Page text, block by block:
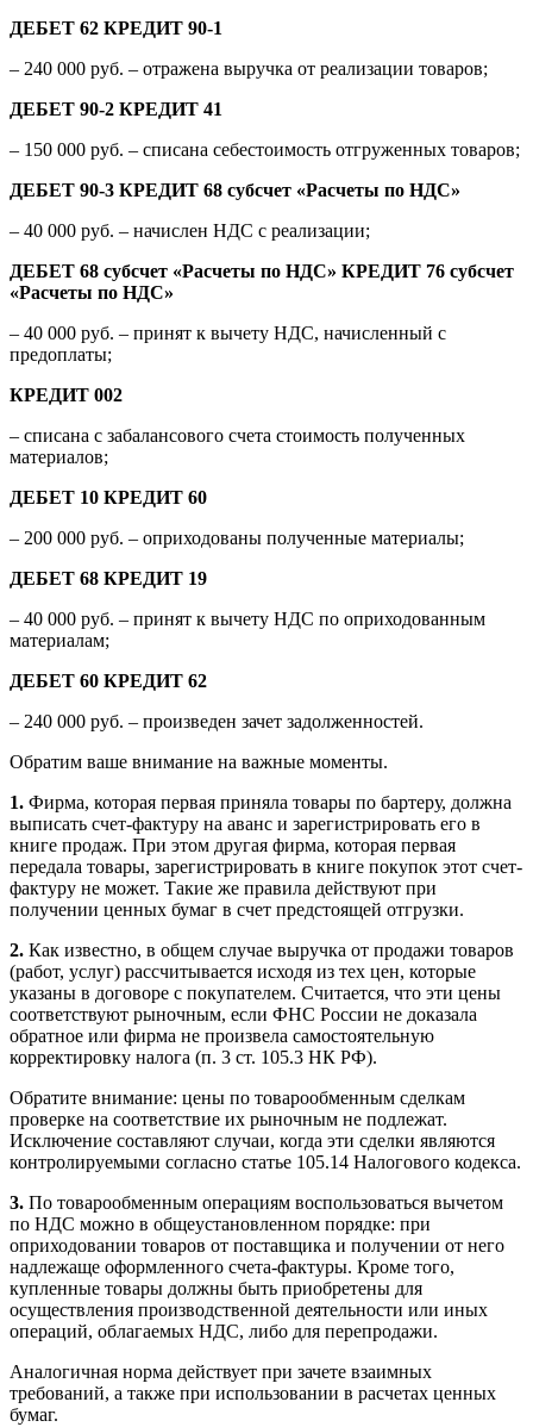
ДЕБЕТ 62 КРЕДИТ 90-1
– 240 000 руб. – отражена выручка от реализации товаров;
ДЕБЕТ 90-2 КРЕДИТ 41
– 150 000 руб. – списана себестоимость отгруженных товаров;
ДЕБЕТ 90-3 КРЕДИТ 68 субсчет «Расчеты по НДС»
– 40 000 руб. – начислен НДС с реализации;
ДЕБЕТ 68 субсчет «Расчеты по НДС» КРЕДИТ 76 субсчет
«Расчеты по НДС»
– 40 000 руб. – принят к вычету НДС, начисленный с
предоплаты;
КРЕДИТ 002
– списана с забалансового счета стоимость полученных
материалов;
ДЕБЕТ 10 КРЕДИТ 60
– 200 000 руб. – оприходованы полученные материалы;
ДЕБЕТ 68 КРЕДИТ 19
– 40 000 руб. – принят к вычету НДС по оприходованным
материалам;
ДЕБЕТ 60 КРЕДИТ 62
– 240 000 руб. – произведен зачет задолженностей.
Обратим ваше внимание на важные моменты.
1. Фирма, которая первая приняла товары по бартеру, должна
выписать счет-фактуру на аванс и зарегистрировать его в
книге продаж. При этом другая фирма, которая первая
передала товары, зарегистрировать в книге покупок этот счет-
фактуру не может. Такие же правила действуют при
получении ценных бумаг в счет предстоящей отгрузки.
2. Как известно, в общем случае выручка от продажи товаров
(работ, услуг) рассчитывается исходя из тех цен, которые
указаны в договоре с покупателем. Считается, что эти цены
соответствуют рыночным, если ФНС России не доказала
обратное или фирма не произвела самостоятельную
корректировку налога (п. 3 ст. 105.3 НК РФ).
Обратите внимание: цены по товарообменным сделкам
проверке на соответствие их рыночным не подлежат.
Исключение составляют случаи, когда эти сделки являются
контролируемыми согласно статье 105.14 Налогового кодекса.
3. По товарообменным операциям воспользоваться вычетом
по НДС можно в общеустановленном порядке: при
оприходовании товаров от поставщика и получении от него
надлежаще оформленного счета-фактуры. Кроме того,
купленные товары должны быть приобретены для
осуществления производственной деятельности или иных
операций, облагаемых НДС, либо для перепродажи.
Аналогичная норма действует при зачете взаимных
требований, а также при использовании в расчетах ценных
бумаг.